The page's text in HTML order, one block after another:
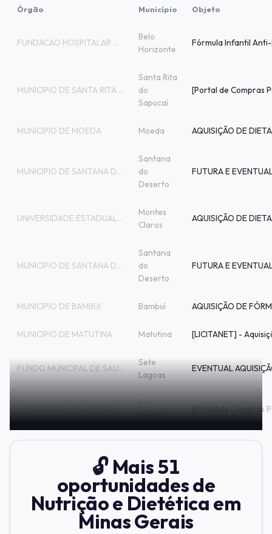
Órgão Município Objeto
FUNDACAO HOSPITALAR DO ESTADO DE MINAS G
Belo
Horizonte
MUNICIPIO DE SANTA RITA DO SAPUCAI
Santa Rita
do
Sapucaí
MUNICIPIO DE MOEDA Moeda
MUNICIPIO DE SANTANA DO DESERTO
Santana
do
Deserto
UNIVERSIDADE ESTADUAL DE MONTES CLAROS
Montes
Claros
MUNICIPIO DE SANTANA DO DESERTO
Santana
do
Deserto
MUNICIPIO DE BAMBUI Bambuí
MUNICIPIO DE MATUTINA Matutina
FUNDO MUNICIPAL DE SAUDE
Sete
Lagoas
MUNICIPIO DE RIO POMBA
Rio
Pomba
🔓 Mais 51
oportunidades de
Nutrição e Dietética em
Minas Gerais